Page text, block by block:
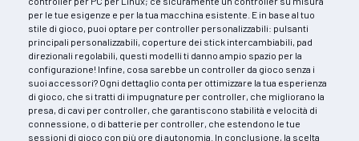
per le tue esigenze e per la tua macchina esistente. E in base al tuo
stile di gioco, puoi optare per controller personalizzabili: pulsanti
principali personalizzabili, coperture dei stick intercambiabili, pad
direzionali regolabili, questi modelli ti danno ampio spazio per la
configurazione! Infine, cosa sarebbe un controller da gioco senza i
suoi accessori? Ogni dettaglio conta per ottimizzare la tua esperienza
di gioco, che si tratti di impugnature per controller, che migliorano la
presa, di cavi per controller, che garantiscono stabilità e velocità di
connessione, o di batterie per controller, che estendono le tue
sessioni di gioco con più ore di autonomia. In conclusione, la scelta